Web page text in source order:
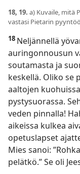
18, 19. a) Kuvaile, mitä
vastasi Pietarin
18 Neljännellä
auringonnousun
soutamasta ja
keskellä. Oliko se
aaltojen
pystysuorassa.
veden pinnalla!
aikeissa kulkea
opetuslapset
Mies sanoi:
pelätkö.” Se oli